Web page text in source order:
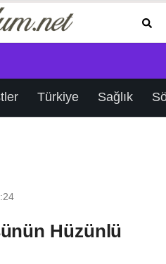
Türkiye Sağlık
Hüzünlü